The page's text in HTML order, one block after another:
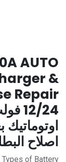
AUTO
&
اصلاح
of Battery